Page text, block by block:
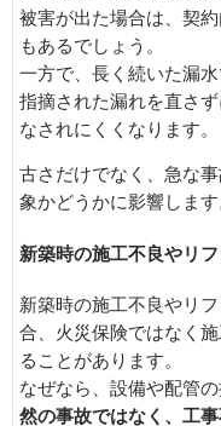
被害が出た場合は、契
もあるでしょう。
一方で、長く続いた漏
指摘された漏れを直さ
なされにくくなります。
古さだけでなく、急な
象かどうかに影響します
新築時の施工不良やリ
新築時の施工不良やリ
合、火災保険ではなく
ることがあります。
なぜなら、設備や配管の
然の事故ではなく、工